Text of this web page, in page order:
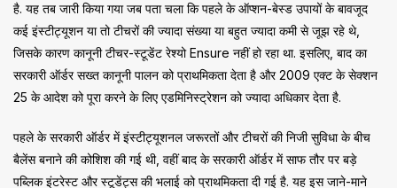
है. यह तब जारी किया गया जब पता चला कि पहले के ऑप्शन-बेस्ड उपायों के बावजूद
कई इंस्टीट्यूशन या तो टीचरों की ज्यादा संख्या या बहुत ज्यादा कमी से जूझ रहे थे,
जिसके कारण कानूनी टीचर-स्टूडेंट रेश्यो Ensure नहीं हो रहा था. इसलिए, बाद का
सरकारी ऑर्डर सख्त कानूनी पालन को प्राथमिकता देता है और 2009 एक्ट के सेक्शन
25 के आदेश को पूरा करने के लिए एडमिनिस्ट्रेशन को ज्यादा अधिकार देता है.
पहले के सरकारी ऑर्डर में इंस्टीट्यूशनल जरूरतों और टीचरों की निजी सुविधा के बीच
बैलेंस बनाने की कोशिश की गई थी, वहीं बाद के सरकारी ऑर्डर में साफ तौर पर बड़े
पब्लिक इंटरेस्ट और स्टूडेंट्स की भलाई को प्राथमिकता दी गई है. यह इस जाने-माने